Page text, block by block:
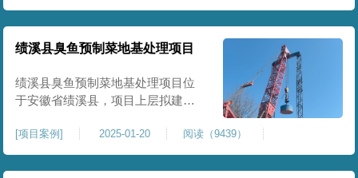
极大考验我司与土方单位交叉施工
能力。每标段强夯施工完成，现场
工程师组织三方验收一次，确认工
施工质量，确保工程整体质量。在
施工过程中我司严格按照设计规范
绩溪县臭鱼预制菜地基处理项目
绩溪县臭鱼预制菜地基处理项目位
于安徽省绩溪县，项目上层拟建生
米。本项目场地后续使用要求较
高，设计拟采用大夯击能进行场地
地基加固处理，我司配备FW5000A
[项目案例] 2025-01-20 阅读（9439）